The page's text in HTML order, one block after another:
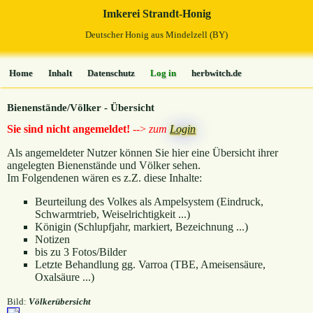
Imkerei Strandt-Honig
Deutscher Honig aus Mindelzell (BY)
Home Inhalt Datenschutz Log in herbwitch.de
Bienenstände/Völker - Übersicht
Sie sind nicht angemeldet! --> zumLogin
Als angemeldeter Nutzer können Sie hier eine Übersicht ihrer
angelegten Bienenstände und Völker sehen.
Im Folgendenen wären es z.Z. diese Inhalte:
Beurteilung des Volkes als Ampelsystem (Eindruck,
Schwarmtrieb, Weiselrichtigkeit ...)
Königin (Schlupfjahr, markiert, Bezeichnung ...)
Notizen
bis zu 3 Fotos/Bilder
Letzte Behandlung gg. Varroa (TBE, Ameisensäure,
Oxalsäure ...)
Bild: Völkerübersicht